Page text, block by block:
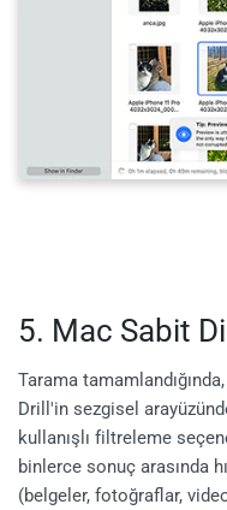
5. Mac Sabit
Tarama
Drill'in sezgisel
kullanışlı filtreleme
binlerce sonuç arasında
(belgeler, fotoğraflar,